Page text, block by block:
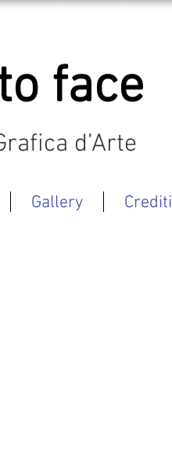
face
d’Arte
Gallery Crediti